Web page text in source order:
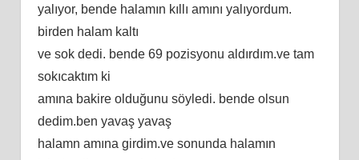
yalıyor, bende halamın kıllı amını yalıyordum.
birden halam kaltı
ve sok dedi. bende 69 pozisyonu aldırdım.ve tam
sokıcaktım ki
amına bakire olduğunu söyledi. bende olsun
dedim.ben yavaş yavaş
halamn amına girdim.ve sonunda halamın